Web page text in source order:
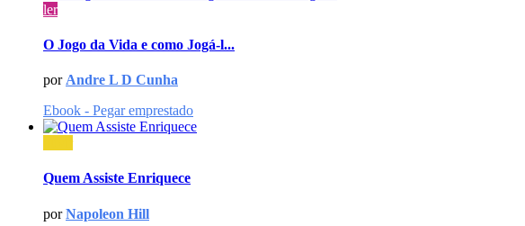
ler
O Jogo da Vida e como Jogá-l...
por Andre L D Cunha
Ebook - Pegar emprestado
Quem Assiste Enriquece
porNapoleon Hill